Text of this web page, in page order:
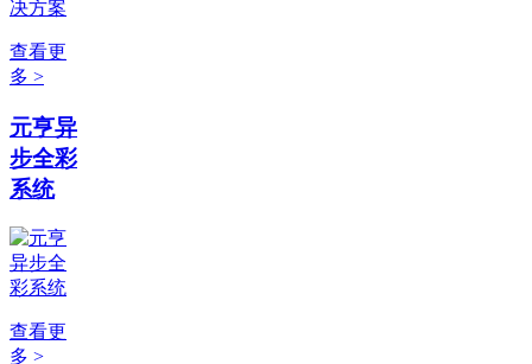
查看更
多 >
元亨异
步全彩
系统
查看更
多 >